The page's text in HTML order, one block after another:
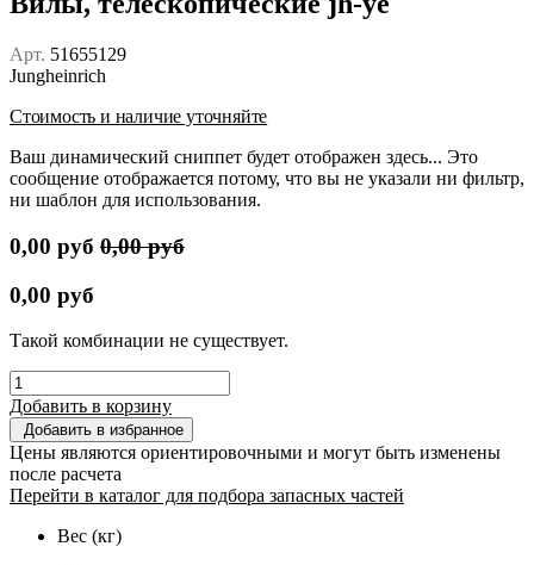
Арт. 51655129
Jungheinrich
Стоимость и наличие уточняйте
Ваш динамический сниппет будет отображен здесь... Это
сообщение отображается потому, что вы не указали ни фильтр,
ни шаблон для использования.
0,00 руб 0,00руб
0,00 руб
Такой комбинации не существует.
Добавить в корзину
Добавить в избранное
Цены являются ориентировочными и могут быть изменены
после расчета
Перейти в каталог для подбора запасных частей
Вес (кг)